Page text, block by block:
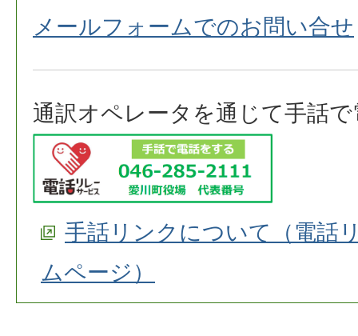
メールフォームでのお問い合せ
通訳オペレータを通じて手話
手話リンクについて（電話
ムページ）